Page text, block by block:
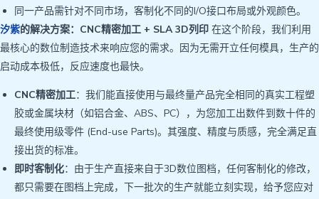
同一产品需针对不同市场，客制化不同的I/O接口布局或外观颜色。
汐紫的解决方案：CNC精密加工 + SLA 3D列印 在这个阶段，我们利用
最核心的数位制造技术来响应您的需求。因为无需开立任何模具，生产的
启动成本极低，反应速度也最快。
CNC精密加工：我们能直接使用与最终量产品完全相同的真实工程塑
胶或金属块材（如铝合金、ABS、PC），为您加工出数件到数十件的
最终使用级零件 (End-use Parts)。其强度、精度与质感，完全满足直
接出货的标准。
即时客制化：由于生产直接来自于3D数位图档，任何客制化的修改，
都只需要在图档上完成，下一批次的生产就能立刻实现，给予您应对